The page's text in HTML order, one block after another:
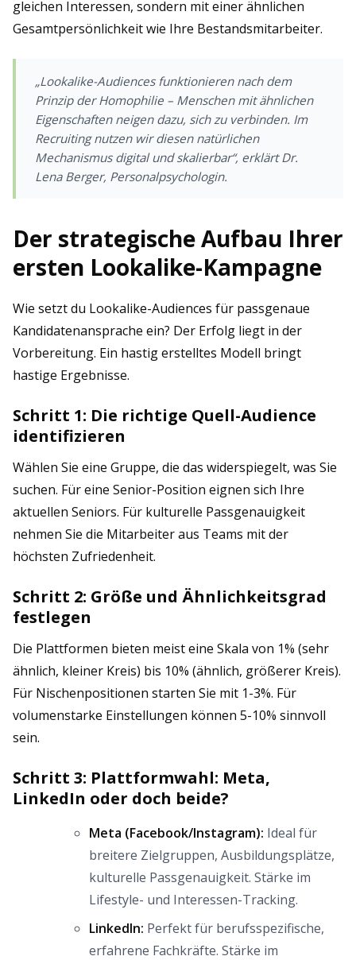
gleichen Interessen, sondern mit einer ähnlichen
Gesamtpersönlichkeit wie Ihre Bestandsmitarbeiter.
„Lookalike-Audiences funktionieren nach dem
Prinzip der Homophilie – Menschen mit ähnlichen
Eigenschaften neigen dazu, sich zu verbinden. Im
Recruiting nutzen wir diesen natürlichen
Mechanismus digital und skalierbar“, erklärt Dr.
Lena Berger, Personalpsychologin.
Der strategische Aufbau Ihrer
ersten Lookalike-Kampagne
Wie setzt du Lookalike-Audiences für passgenaue
Kandidatenansprache ein? Der Erfolg liegt in der
Vorbereitung. Ein hastig erstelltes Modell bringt
hastige Ergebnisse.
Schritt 1: Die richtige Quell-Audience
identifizieren
Wählen Sie eine Gruppe, die das widerspiegelt, was Sie
suchen. Für eine Senior-Position eignen sich Ihre
aktuellen Seniors. Für kulturelle Passgenauigkeit
nehmen Sie die Mitarbeiter aus Teams mit der
höchsten Zufriedenheit.
Schritt 2: Größe und Ähnlichkeitsgrad
festlegen
Die Plattformen bieten meist eine Skala von 1% (sehr
ähnlich, kleiner Kreis) bis 10% (ähnlich, größerer Kreis).
Für Nischenpositionen starten Sie mit 1-3%. Für
volumenstarke Einstellungen können 5-10% sinnvoll
sein.
Schritt 3: Plattformwahl: Meta,
LinkedIn oder doch beide?
Meta (Facebook/Instagram): Ideal für
breitere Zielgruppen, Ausbildungsplätze,
kulturelle Passgenauigkeit. Stärke im
Lifestyle- und Interessen-Tracking.
LinkedIn: Perfekt für berufsspezifische,
erfahrene Fachkräfte. Stärke im